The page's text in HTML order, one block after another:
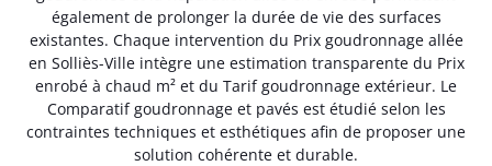
également de prolonger la durée de vie des surfaces
existantes. Chaque intervention du Prix goudronnage allée
en Solliès-Ville intègre une estimation transparente du Prix
enrobé à chaud m² et du Tarif goudronnage extérieur. Le
Comparatif goudronnage et pavés est étudié selon les
contraintes techniques et esthétiques afin de proposer une
solution cohérente et durable.